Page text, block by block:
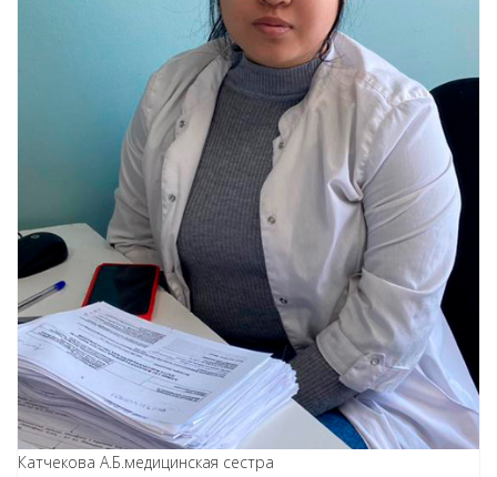
Катчекова А.Б.медицинская сестра